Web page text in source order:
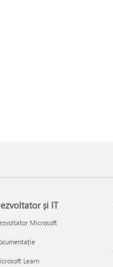
și IT
Microsoft
Learn